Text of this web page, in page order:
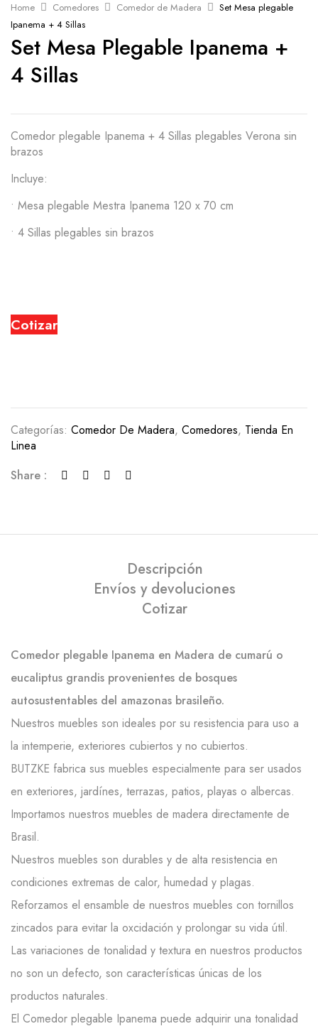
Home Comedores Comedor de Madera
Set Mesa plegable
Ipanema + 4 Sillas
Set Mesa Plegable Ipanema +
4 Sillas
Comedor plegable Ipanema + 4 Sillas plegables Verona sin
brazos
Incluye:
• Mesa plegable Mestra Ipanema 120 x 70 cm
• 4 Sillas plegables sin brazos
Cotizar
Categorías: Comedor De Madera, Comedores, Tienda En
Linea
Share :
Descripción
Envíos y devoluciones
Cotizar
Comedor plegable Ipanema en Madera de cumarú o
eucaliptus grandis provenientes de bosques
autosustentables del amazonas brasileño.
Nuestros muebles son ideales por su resistencia para uso a
la intemperie, exteriores cubiertos y no cubiertos.
BUTZKE fabrica sus muebles especialmente para ser usados
en exteriores, jardínes, terrazas, patios, playas o albercas.
Importamos nuestros muebles de madera directamente de
Brasil.
Nuestros muebles son durables y de alta resistencia en
condiciones extremas de calor, humedad y plagas.
Reforzamos el ensamble de nuestros muebles con tornillos
zincados para evitar la oxcidación y prolongar su vida útil.
Las variaciones de tonalidad y textura en nuestros productos
no son un defecto, son características únicas de los
productos naturales.
El Comedor plegable Ipanema puede adquirir una tonalidad